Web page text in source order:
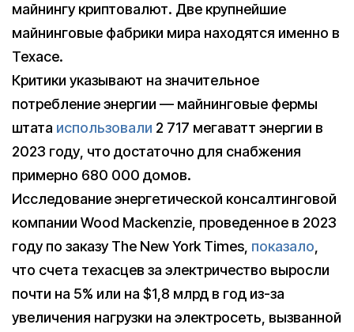
майнингу криптовалют. Две крупнейшие
майнинговые фабрики мира находятся именно в
Техасе.
Критики указывают на значительное
потребление энергии — майнинговые фермы
штата использовали 2 717 мегаватт энергии в
2023 году, что достаточно для снабжения
примерно 680 000 домов.
Исследование энергетической консалтинговой
компании Wood Mackenzie, проведенное в 2023
году по заказу The New York Times, показало,
что счета техасцев за электричество выросли
почти на 5% или на $1,8 млрд в год из-за
увеличения нагрузки на электросеть, вызванной